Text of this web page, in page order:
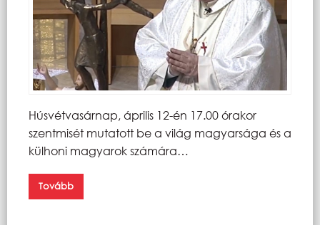
Húsvétvasárnap, április 12-én 17.00 órakor
szentmisét mutatott be a világ magyarsága és a
külhoni magyarok számára…
Tovább